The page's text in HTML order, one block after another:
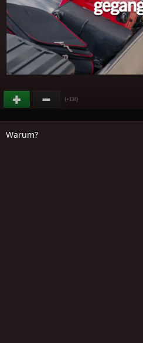
(+134)
Warum?